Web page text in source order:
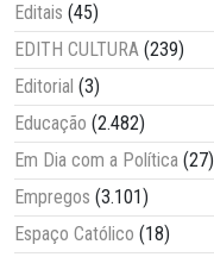
Editais (45)
EDITH CULTURA (239)
Editorial (3)
Educação (2.482)
Em Dia com a Política (27)
Empregos (3.101)
Espaço Católico (18)